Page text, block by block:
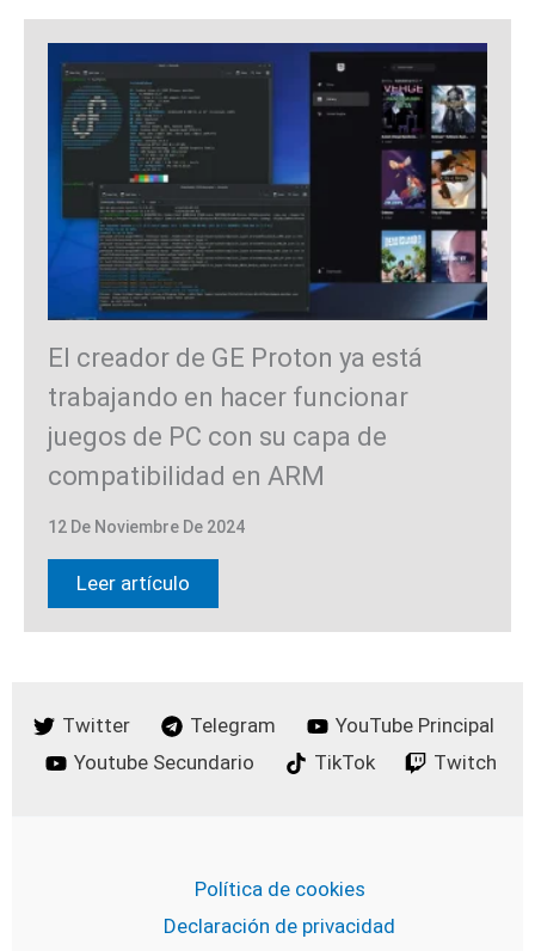
El creador de GE Proton ya está
trabajando en hacer funcionar
juegos de PC con su capa de
compatibilidad en ARM
12 De Noviembre De 2024
Leer artículo
Twitter Telegram
YouTube Principal
Youtube Secundario
TikTok Twitch
Política de cookies
Declaración de privacidad